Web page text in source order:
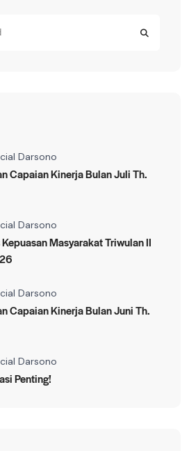
Darsono
Capaian Kinerja Bulan Juli Th.
Darsono
Masyarakat Triwulan II
Darsono
Capaian Kinerja Bulan Juni Th.
Darsono
Penting!